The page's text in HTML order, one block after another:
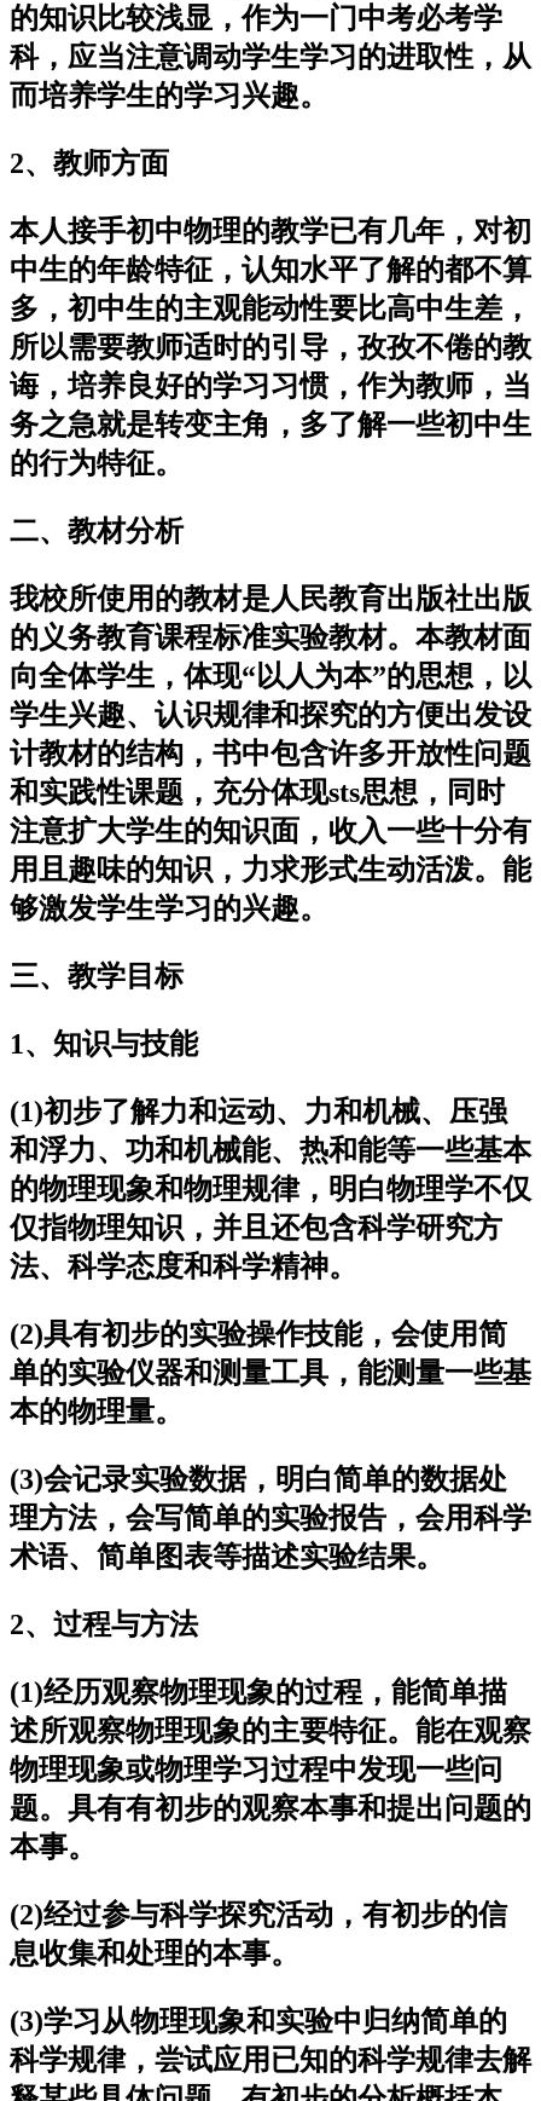
的知识比较浅显，作为一门中考必考学
科，应当注意调动学生学习的进取性，从
而培养学生的学习兴趣。
2、教师方面
本人接手初中物理的教学已有几年，对初
中生的年龄特征，认知水平了解的都不算
多，初中生的主观能动性要比高中生差，
所以需要教师适时的引导，孜孜不倦的教
诲，培养良好的学习习惯，作为教师，当
务之急就是转变主角，多了解一些初中生
的行为特征。
二、教材分析
我校所使用的教材是人民教育出版社出版
的义务教育课程标准实验教材。本教材面
向全体学生，体现“以人为本”的思想，以
学生兴趣、认识规律和探究的方便出发设
计教材的结构，书中包含许多开放性问题
和实践性课题，充分体现sts思想，同时
注意扩大学生的知识面，收入一些十分有
用且趣味的知识，力求形式生动活泼。能
够激发学生学习的兴趣。
三、教学目标
1、知识与技能
(1)初步了解力和运动、力和机械、压强
和浮力、功和机械能、热和能等一些基本
的物理现象和物理规律，明白物理学不仅
仅指物理知识，并且还包含科学研究方
法、科学态度和科学精神。
(2)具有初步的实验操作技能，会使用简
单的实验仪器和测量工具，能测量一些基
本的物理量。
(3)会记录实验数据，明白简单的数据处
理方法，会写简单的实验报告，会用科学
术语、简单图表等描述实验结果。
2、过程与方法
(1)经历观察物理现象的过程，能简单描
述所观察物理现象的主要特征。能在观察
物理现象或物理学习过程中发现一些问
题。具有有初步的观察本事和提出问题的
本事。
(2)经过参与科学探究活动，有初步的信
息收集和处理的本事。
(3)学习从物理现象和实验中归纳简单的
科学规律，尝试应用已知的科学规律去解